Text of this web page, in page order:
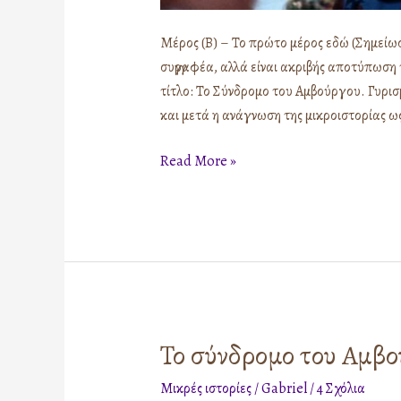
Μέρος (Β) – Το πρώτο μέρος εδώ
συγγραφέα, αλλά είναι ακριβής
τίτλο: Το Σύνδρομο του Αμβούργου.
και μετά η ανάγνωση της μικροιστορίας
Read More »
Το σύνδρομο του
Μικρές ιστορίες/Gabriel/4 Σχόλια
Το